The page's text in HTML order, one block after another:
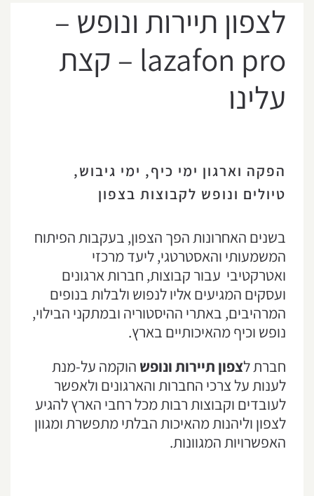
לצפון תיירות ונופש –
lazafon pro – קצת
עלינו
הפקה וארגון ימי כיף, ימי גיבוש,
טיולים ונופש לקבוצות בצפון
בשנים האחרונות הפך הצפון, בעקבות הפיתוח
המשמעותי והאסטרטגי, ליעד מרכזי
ואטרקטיבי עבור קבוצות, חברות ארגונים
ועסקים המגיעים אליו לנפוש ולבלות בנופים
המרהיבים, באתרי ההיסטוריה ובמתקני הבילוי,
נופש וכיף מהאיכותיים בארץ.
חברת לצפון תיירות ונופש הוקמה על-מנת
לענות על צרכי החברות והארגונים ולאפשר
לעובדים וקבוצות רבות מכל רחבי הארץ להגיע
לצפון וליהנות מהאיכות הבלתי מתפשרת ומגוון
האפשרויות המגוונות.